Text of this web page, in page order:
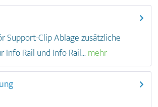
Support-Clip Ablage zusätzliche
Rail und Info Rail... mehr